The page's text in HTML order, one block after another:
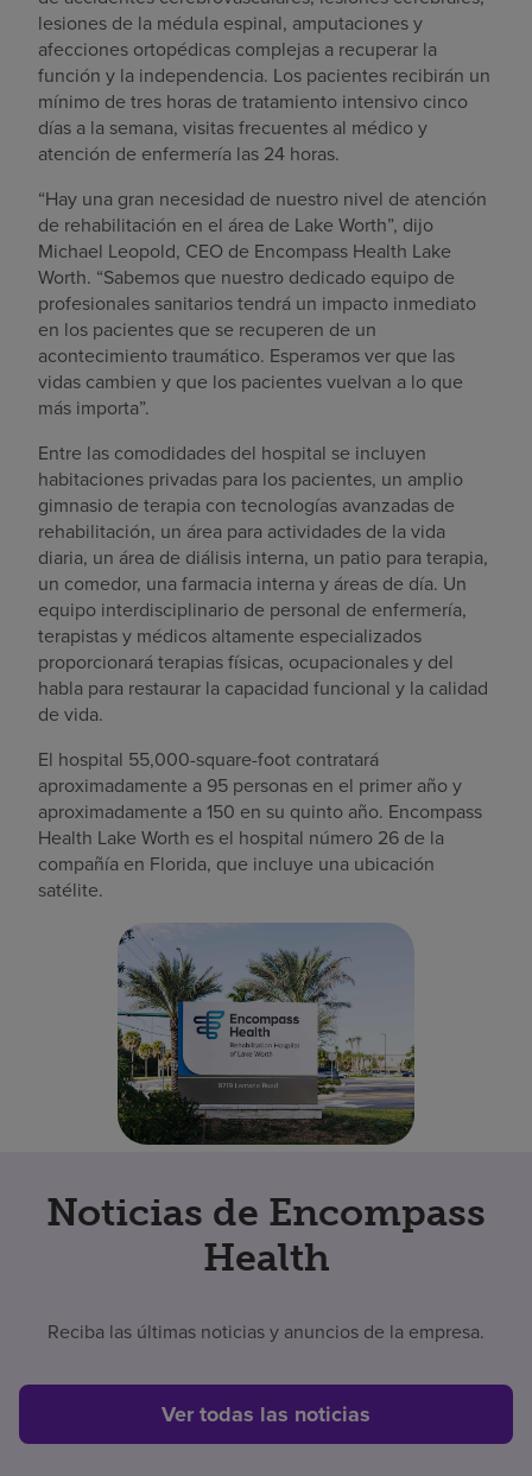
lesiones de la médula espinal, amputaciones y
afecciones ortopédicas complejas a recuperar la
función y la independencia. Los pacientes recibirán un
mínimo de tres horas de tratamiento intensivo cinco
días a la semana, visitas frecuentes al médico y
atención de enfermería las 24 horas.
“Hay una gran necesidad de nuestro nivel de atención
de rehabilitación en el área de Lake Worth”, dijo
Michael Leopold, CEO de Encompass Health Lake
Worth. “Sabemos que nuestro dedicado equipo de
profesionales sanitarios tendrá un impacto inmediato
en los pacientes que se recuperen de un
acontecimiento traumático. Esperamos ver que las
vidas cambien y que los pacientes vuelvan a lo que
más importa”.
Entre las comodidades del hospital se incluyen
habitaciones privadas para los pacientes, un amplio
gimnasio de terapia con tecnologías avanzadas de
rehabilitación, un área para actividades de la vida
diaria, un área de diálisis interna, un patio para terapia,
un comedor, una farmacia interna y áreas de día. Un
equipo interdisciplinario de personal de enfermería,
terapistas y médicos altamente especializados
proporcionará terapias físicas, ocupacionales y del
habla para restaurar la capacidad funcional y la calidad
de vida.
El hospital 55,000-square-foot contratará
aproximadamente a 95 personas en el primer año y
aproximadamente a 150 en su quinto año. Encompass
Health Lake Worth es el hospital número 26 de la
compañía en Florida, que incluye una ubicación
satélite.
Noticias de Encompass
Health
Reciba las últimas noticias y anuncios de la empresa.
Ver todas las noticias